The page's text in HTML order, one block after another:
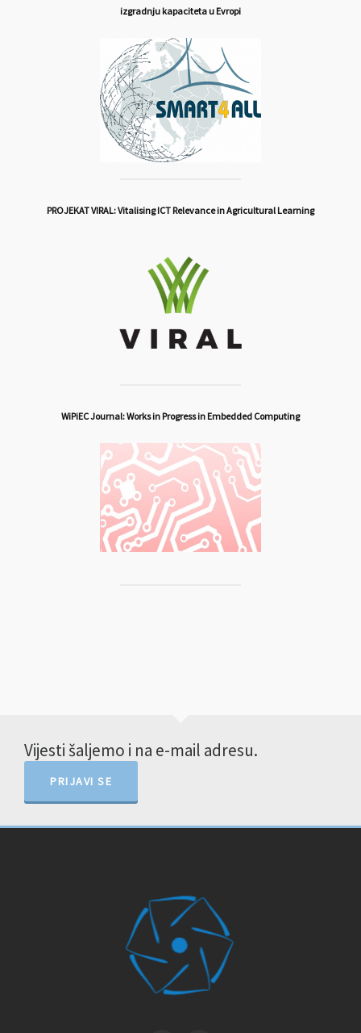
izgradnju kapaciteta u Evropi
PROJEKAT VIRAL: Vitalising ICT Relevance in Agricultural Learning
WiPiEC Journal: Works in Progress in Embedded Computing
Vijesti šaljemo i na e-mail adresu.
PRIJAVI SE